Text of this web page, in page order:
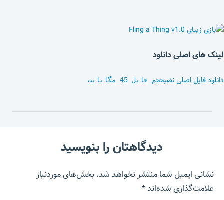
لینک های اصلی دانلود
دانلود فایل اصلی نصبحجم فایل 45 مگابایت
دیدگاهتان را بنویسید
نشانی ایمیل شما منتشر نخواهد شد.بخش‌های موردنیاز
علامت‌گذاری شده‌اند*